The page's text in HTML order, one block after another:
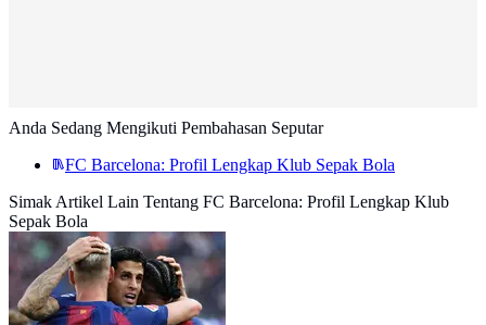
Anda Sedang Mengikuti Pembahasan Seputar
FC Barcelona: Profil Lengkap Klub Sepak Bola
Simak Artikel Lain Tentang FC Barcelona: Profil Lengkap Klub
Sepak Bola